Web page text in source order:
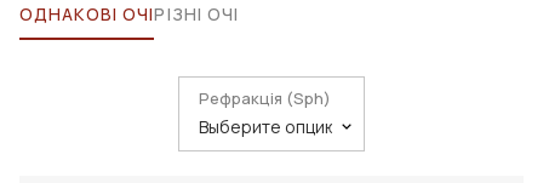
ОДНАКОВІ ОЧІРІЗНІ ОЧІ
Рефракція (Sph)